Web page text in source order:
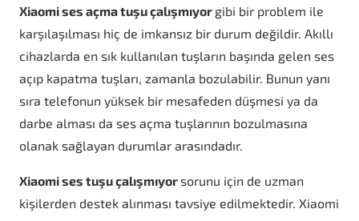
Xiaomi ses açma tuşu çalışmıyor gibi bir problem ile
karşılaşılması hiç de imkansız bir durum değildir. Akıllı
cihazlarda en sık kullanılan tuşların başında gelen ses
açıp kapatma tuşları, zamanla bozulabilir. Bunun yanı
sıra telefonun yüksek bir mesafeden düşmesi ya da
darbe alması da ses açma tuşlarının bozulmasına
olanak sağlayan durumlar arasındadır.
Xiaomi ses tuşu çalışmıyorsorunu için de uzman
kişilerden destek alınması tavsiye edilmektedir. Xiaomi